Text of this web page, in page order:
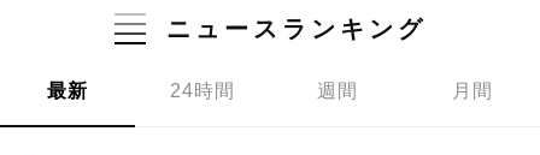
ニュースランキング
最新 24時間 週間 月間